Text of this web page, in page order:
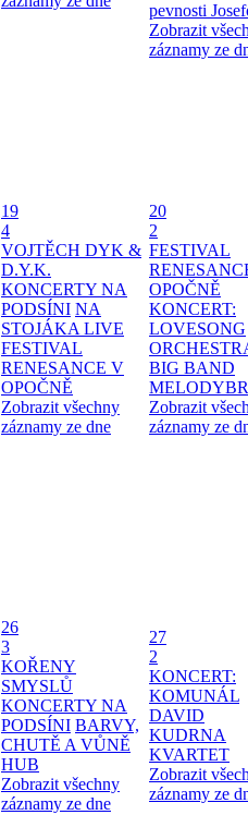
pevnosti
Zobrazit
záznamy ze
19
4
VOJTĚCH DYK &
D.Y.K.
KONCERTY NA
PODSÍNI NA
STOJÁKA LIVE
FESTIVAL
RENESANCE V
OPOČNĚ
Zobrazit všechny
záznamy ze dne
20
2
FESTIVAL
OPOČNĚ
KONCERT:
LOVESONG
BIG BAND
Zobrazit
záznamy ze
26
3
KOŘENY
SMYSLŮ
KONCERTY NA
PODSÍNI BARVY,
CHUTĚ A VŮNĚ
HUB
Zobrazit všechny
záznamy ze dne
27
2
KONCERT:
KOMUNÁL
DAVID
KUDRNA
KVARTET
Zobrazit
záznamy ze